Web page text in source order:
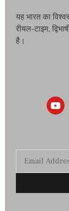
यह भारत का
रीयल-टाइम,
है।